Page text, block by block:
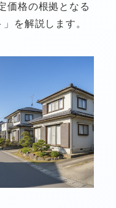
価格の根拠となる
を解説します。